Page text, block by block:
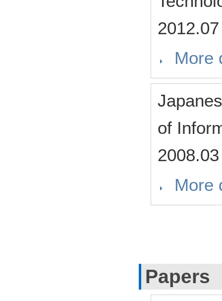
2012.07
More
of
2008.03
More
Papers